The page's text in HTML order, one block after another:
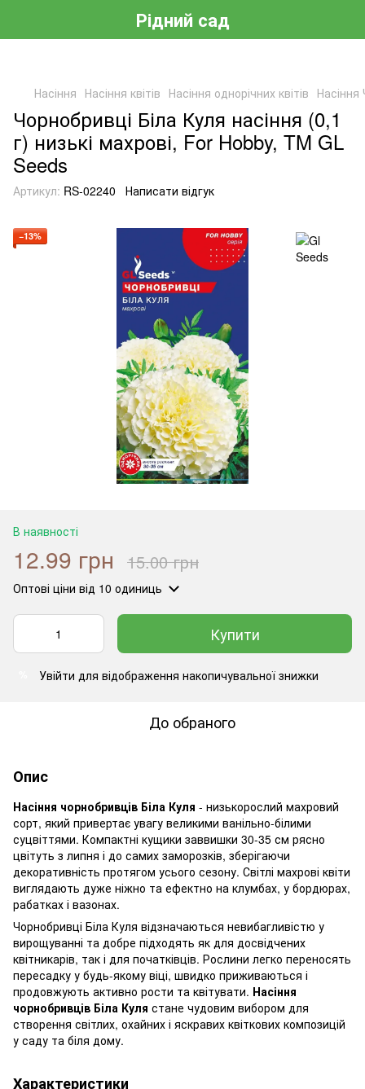
Рідний сад
Насіння Насіння квітів Насіння однорічних квітів Насіння
Чорнобривці Біла Куля насіння (0,1
г) низькі махрові, For Hobby, TM GL
Seeds
Артикул: RS-02240 Написати відгук
−13%
В наявності
12.99 грн 15.00 грн
Оптові ціни від 10 одиниць
Купити
Увійти для відображення накопичувальної знижки
До обраного
Опис
Насіння чорнобривців Біла Куля - низькорослий махровий
сорт, який привертає увагу великими ванільно-білими
суцвіттями. Компактні кущики заввишки 30-35 см рясно
цвітуть з липня і до самих заморозків, зберігаючи
декоративність протягом усього сезону. Світлі махрові квіти
виглядають дуже ніжно та ефектно на клумбах, у бордюрах,
рабатках і вазонах.
Чорнобривці Біла Куля відзначаються невибагливістю у
вирощуванні та добре підходять як для досвідчених
квітникарів, так і для початківців. Рослини легко переносять
пересадку у будь-якому віці, швидко приживаються і
продовжують активно рости та квітувати. Насіння
чорнобривців Біла Куля стане чудовим вибором для
створення світлих, охайних і яскравих квіткових композицій
у саду та біля дому.
Характеристики